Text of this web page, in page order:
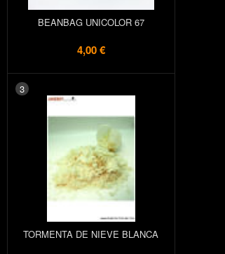
BEANBAG UNICOLOR 67
4,00 €
3
TORMENTA DE NIEVE BLANCA